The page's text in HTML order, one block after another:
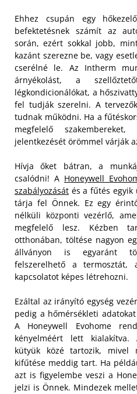
Ehhez csupán egy
befektetésnek számít az
során, ezért sokkal jobb,
kazánt szerezne be, vagy
cserélné le. Az Intherm
árnyékolást, a
légkondicionálókat, a
fel tudják szerelni. A
tudnak működni. Ha a
megfelelő
jelentkezését örömmel várják
Hívja őket bátran, a
csalódni! A Honeywell
szabályozását és a fűtés egyik
tárja fel Önnek. Ez egy
nélküli központi vezérlő,
megfelelő lesz. Kézben
otthonában, töltése nagyon
állványon is egyaránt
felszerelhető a termosztát,
kapcsolatot képes létrehozni.
Ezáltal az irányító egység
pedig a hőmérsékleti
A Honeywell Evohome
kényelméért lett kialakítva.
kütyük közé tartozik, mivel
kifűtése meddig tart. Ha
azt is figyelembe veszi a
jelzi is Önnek. Mindezek